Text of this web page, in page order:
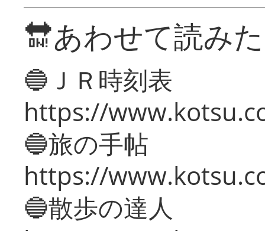
🔛あわせて読み
🔵ＪＲ時刻表
https://
🔵旅の手帖
https://
🔵散歩の達人